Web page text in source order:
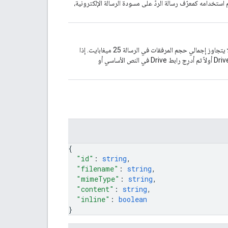
كمعرّف رسالة الردّ على مسودة الرسالة الإلكترونية،
اختياريّ. المرفقات التي يجب تضمينها في الرسالة الإلكترونية يجب ألا يتجاوز إجمالي حجم المرفقات في الرسالة 25 ميغابايت. إذا
كنت بحاجة إلى إرسال ملفات أكبر من 25 ميغابايت، حمِّل الملف إلى Drive أولاً ثم أدرِج رابط Drive في النص الأساسي أو
{
"id" : string,
"filename" : string,
"mimeType" : string,
"content" : string,
"inline" : boolean
}